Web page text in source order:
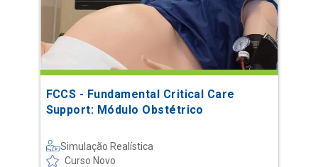
FCCS - Fundamental Critical Care
Support: Módulo Obstétrico
Simulação Realística
Curso Novo